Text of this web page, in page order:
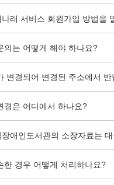
래 서비스 회원가입 방법을
의는 어떻게 해야 하나요?
변경되어 변경된 주소에서 반
경은 어디에서 하나요?
애인도서관의 소장자료는
한 경우 어떻게 처리하나요?